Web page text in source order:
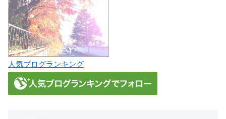
人気ブログランキング